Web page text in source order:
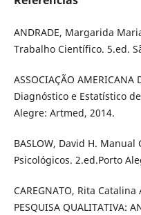
ANDRADE, Margarida
Trabalho Científico. 5.ed.
ASSOCIAÇÃO
Diagnóstico e Estatístico
Alegre: Artmed, 2014.
BASLOW, David H.
Psicológicos. 2.ed.Porto
CAREGNATO, Rita
PESQUISA QUALITATIVA: